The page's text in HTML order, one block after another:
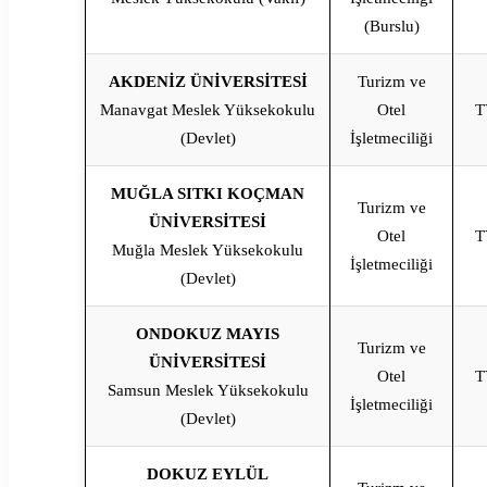
(Burslu)
AKDENİZ ÜNİVERSİTESİ
Manavgat Meslek Yüksekokulu
(Devlet)
Turizm ve
Otel
İşletmeciliği
MUĞLA SITKI KOÇMAN
ÜNİVERSİTESİ
Muğla Meslek Yüksekokulu
(Devlet)
Turizm ve
Otel
İşletmeciliği
ONDOKUZ MAYIS
ÜNİVERSİTESİ
Samsun Meslek Yüksekokulu
(Devlet)
Turizm ve
Otel
İşletmeciliği
DOKUZ EYLÜL